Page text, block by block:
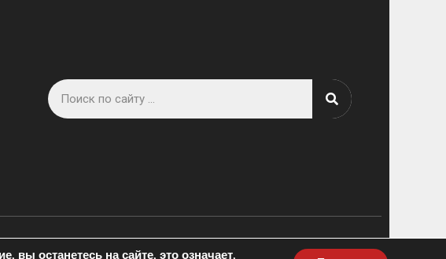
Разработка сайтаКолибри
вы останетесь на сайте, это означает,